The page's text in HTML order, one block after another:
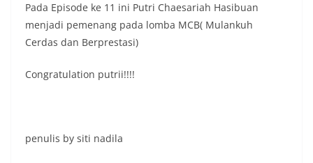
Pada Episode ke 11 ini Putri Chaesariah Hasibuan
menjadi pemenang pada lomba MCB( Mulankuh
Cerdas dan Berprestasi)
Congratulation putrii!!!!
penulis by siti nadila